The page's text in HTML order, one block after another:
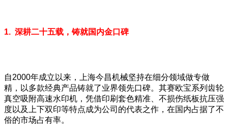
1. 深耕二十五载，铸就国内金口碑
自2000年成立以来，上海今昌机械坚持在细分领域做专做
精，以多款经典产品铸就了业界领先口碑。其赛欧宝系列齿轮
真空吸附高速水印机，凭借印刷套色精准、不损伤纸板抗压强
度以及上下双印等特点成为公司的代表之作，在国内占据了不
俗的市场占有率。